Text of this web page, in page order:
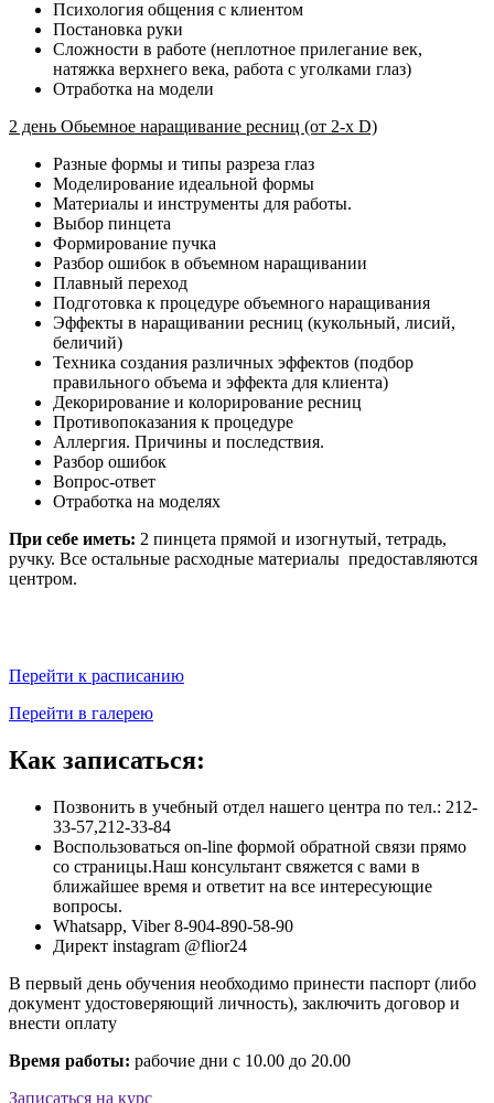
Психология общения с клиентом
Постановка руки
Сложности в работе (неплотное прилегание век,
натяжка верхнего века, работа с уголками глаз)
Отработка на модели
2 день Обьемное наращивание ресниц (от 2-х D)
Разные формы и типы разреза глаз
Моделирование идеальной формы
Материалы и инструменты для работы.
Выбор пинцета
Формирование пучка
Разбор ошибок в объемном наращивании
Плавный переход
Подготовка к процедуре объемного наращивания
Эффекты в наращивании ресниц (кукольный, лисий,
беличий)
Техника создания различных эффектов (подбор
правильного объема и эффекта для клиента)
Декорирование и колорирование ресниц
Противопоказания к процедуре
Аллергия. Причины и последствия.
Разбор ошибок
Вопрос-ответ
Отработка на моделях
При себе иметь: 2 пинцета прямой и изогнутый, тетрадь,
ручку. Все остальные расходные материалы предоставляются
центром.
Перейти к расписанию
Перейти в галерею
Как записаться:
Позвонить в учебный отдел нашего центра по тел.: 212-
33-57,212-33-84
Воспользоваться on-line формой обратной связи прямо
со страницы.Наш консультант свяжется с вами в
ближайшее время и ответит на все интересующие
вопросы.
Whatsapp, Viber 8-904-890-58-90
Директ instagram @flior24
В первый день обучения необходимо принести паспорт (либо
документ удостоверяющий личность), заключить договор и
внести оплату
Время работы: рабочие дни с 10.00 до 20.00
Записаться на курс